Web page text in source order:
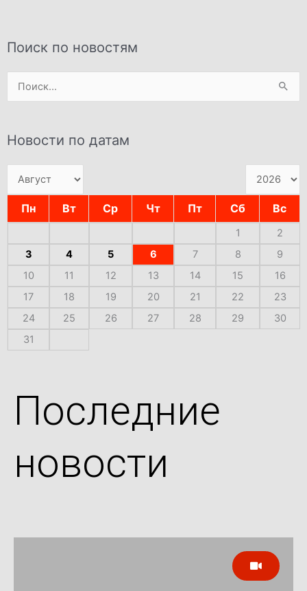
Поиск по новостям
Поиск:
Новости по датам
Пн Вт Ср Чт Пт Сб Вс
1
2
3
4 5 6 7 8
9
10
11 12 13 14 15
16
17
18 19 20 21 22
23
24
25 26 27 28 29
30
31
Последние
новости